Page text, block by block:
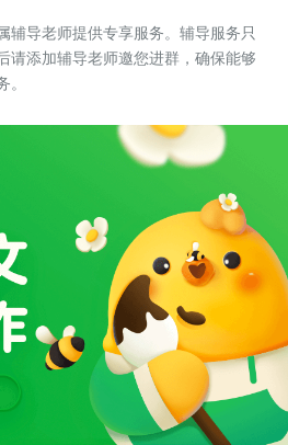
辅导老师提供专享服务。辅导服务只
请添加辅导老师邀您进群，确保能够
。